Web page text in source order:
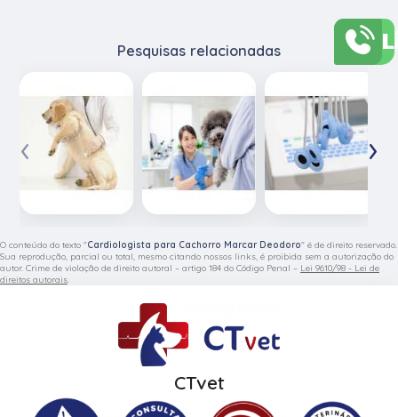
Pesquisas relacionadas
‹ ›
O conteúdo do texto "Cardiologista para Cachorro Marcar Deodoro" é de direito reservado.
Sua reprodução, parcial ou total, mesmo citando nossos links, é proibida sem a autorização do
autor. Crime de violação de direito autoral – artigo 184 do Código Penal – Lei 9610/98 - Lei de
direitos autorais.
CTvet